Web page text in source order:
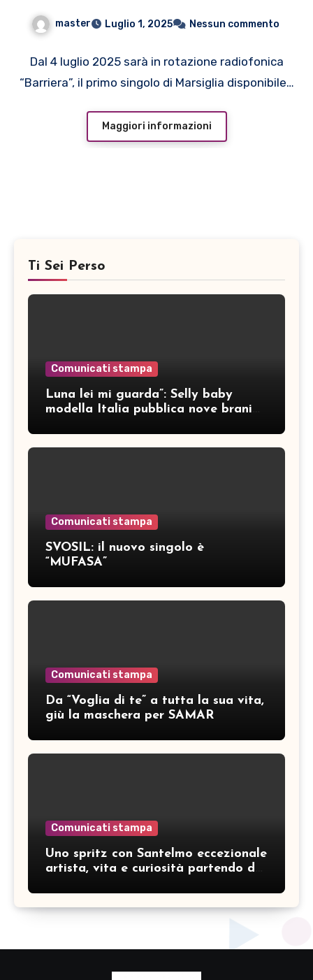
master Luglio 1, 2025 Nessun commento
Dal 4 luglio 2025 sarà in rotazione radiofonica
“Barriera”, il primo singolo di Marsiglia disponibile…
Maggiori informazioni
Ti Sei Perso
Comunicati stampa
Luna lei mi guarda”: Selly baby
modella Italia pubblica nove brani
Comunicati stampa
SVOSIL: il nuovo singolo è
“MUFASA”
Comunicati stampa
Da “Voglia di te” a tutta la sua vita,
giù la maschera per SAMAR
Comunicati stampa
Uno spritz con Santelmo eccezionale
artista, vita e curiosità partendo da